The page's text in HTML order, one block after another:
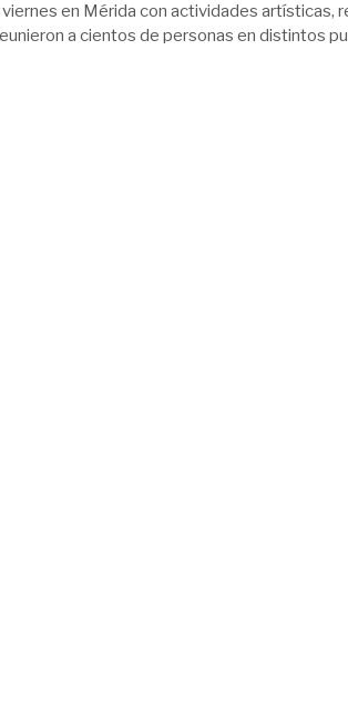
en Mérida con actividades artísticas,
a cientos de personas en distintos